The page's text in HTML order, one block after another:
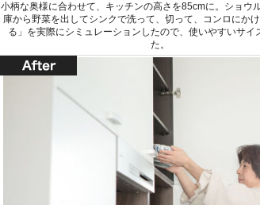
小柄な奥様に合わせて、キッチンの高さを85cmに。ショウ
庫から野菜を出してシンクで洗って、切って、コンロにか
る」を実際にシミュレーションしたので、使いやすいサイ
た。